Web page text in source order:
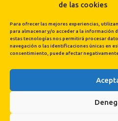
de las cookies
Para ofrecer las mejores experiencias,
para almacenar y/o acceder a la información
estas tecnologías nos permitirá procesar
navegación o las identificaciones únicas en
consentimiento, puede afectar
Cargar más...